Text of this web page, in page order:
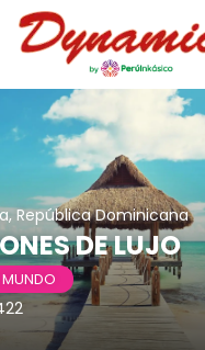
República Dominicana
DE LUJO
MUNDO